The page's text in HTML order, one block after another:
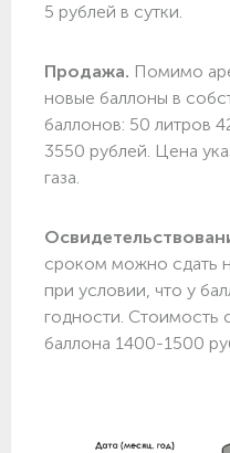
5 рублей в сутки.
Продажа. Помимо
новые баллоны в
баллонов: 50 литров
3550 рублей. Цена
газа.
сроком можно сдать
при условии, что у
годности. Стоимость
баллона 1400-1500